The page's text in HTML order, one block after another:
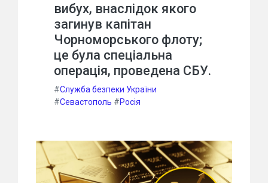
вибух, внаслідок якого
загинув капітан
Чорноморського флоту;
це була спеціальна
операція, проведена СБУ.
#Служба безпеки України
#Севастополь #Росія